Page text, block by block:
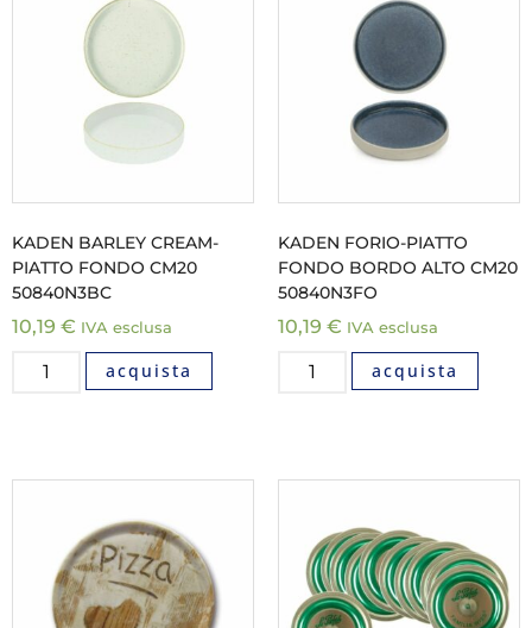
KADEN BARLEY CREAM-
PIATTO FONDO CM20
50840N3BC
10,19 € IVA esclusa
acquista
KADEN FORIO-PIATTO
FONDO BORDO ALTO CM20
50840N3FO
10,19 € IVA esclusa
acquista